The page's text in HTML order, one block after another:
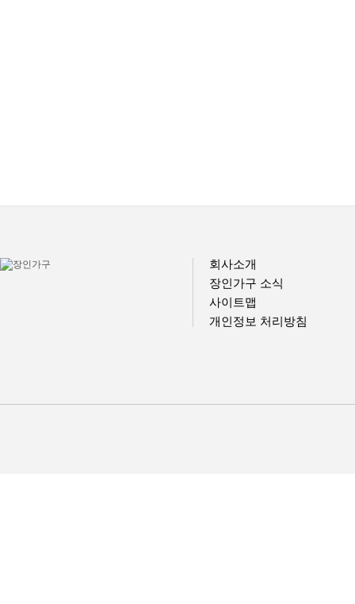
회사소개
장인가구 소식
사이트맵
개인정보 처리방침